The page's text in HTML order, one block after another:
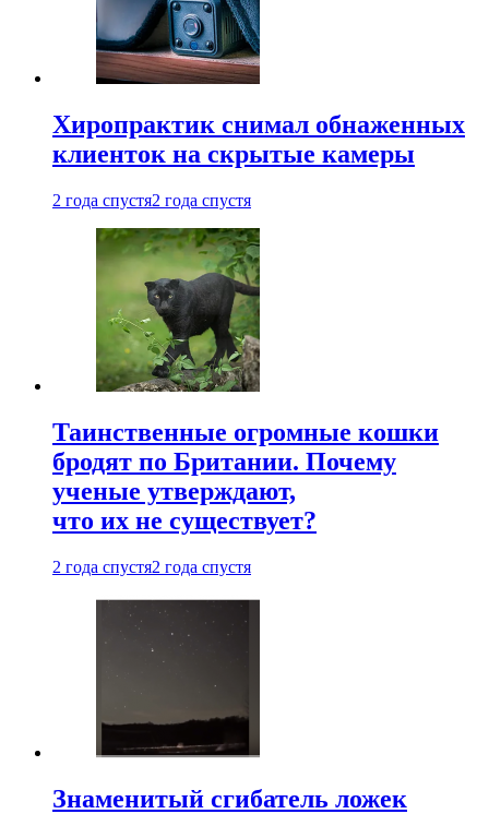
Хиропрактик снимал обнаженных
клиенток на скрытые камеры
2 года спустя2 года спустя
Таинственные огромные кошки
бродят по Британии. Почему
ученые утверждают,
что их не существует?
2 года спустя2 года спустя
Знаменитый сгибатель ложек